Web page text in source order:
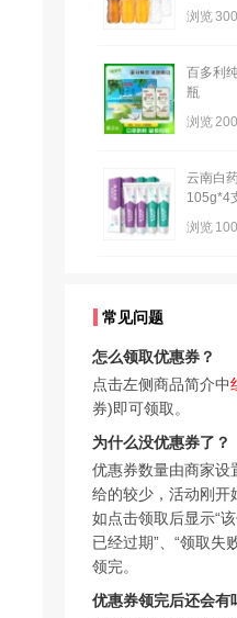
浏览
百多利
瓶
浏览
云南白
105g*4
浏览
常见问题
怎么领取优惠券？
点击左侧商品简介中
券)即可领取。
为什么没优惠券了？
优惠券数量由商家设
给的较少，活动刚开
如点击领取后显示“
已经过期”、“领取失
领完。
优惠券领完后还会有